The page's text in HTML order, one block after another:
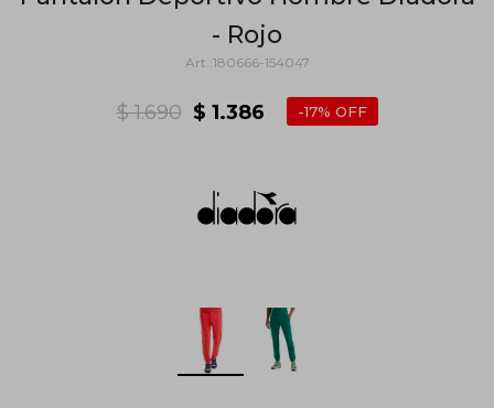
- Rojo
180666-154047
$ 1.386
$ 1.690 17